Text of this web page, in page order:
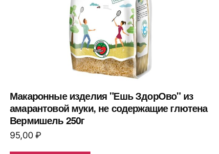
Макаронные изделия "Ешь ЗдорОво" из
амарантовой муки, не содержащие глютена
Вермишель 250г
95,00₽